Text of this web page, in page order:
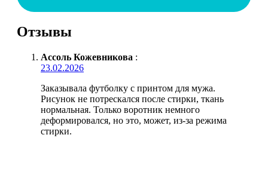
Отзывы
Ассоль Кожевникова :
23.02.2026
Заказывала футболку с принтом для мужа.
Рисунок не потрескался после стирки, ткань
нормальная. Только воротник немного
деформировался, но это, может, из-за режима
стирки.